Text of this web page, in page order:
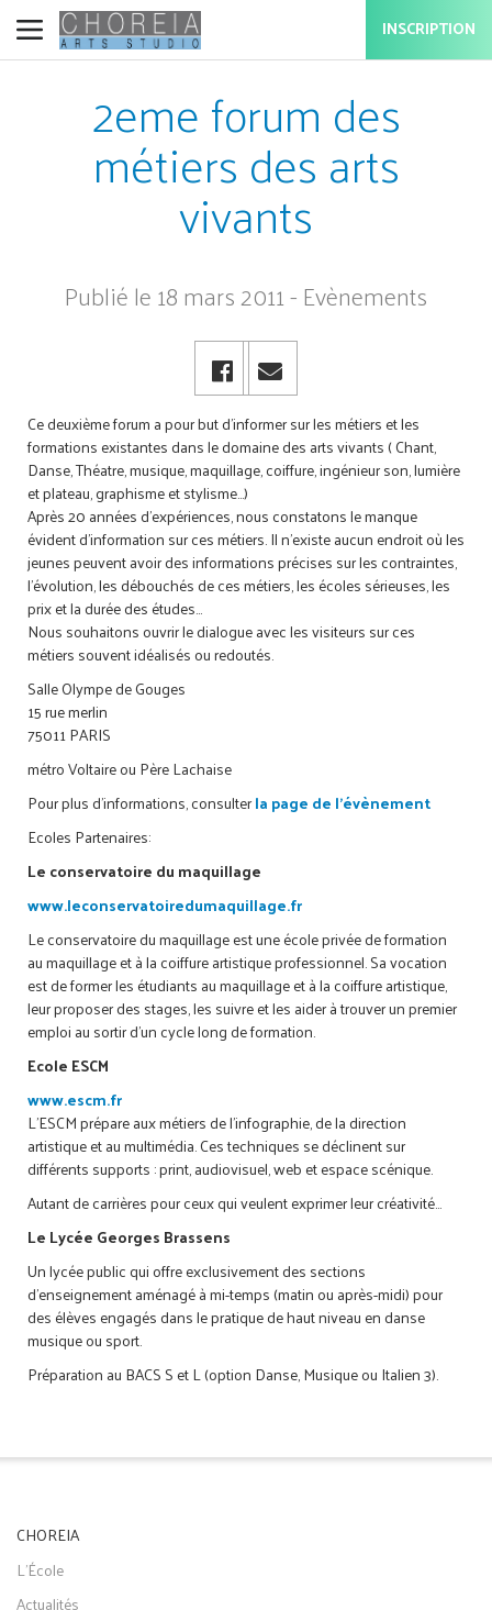
INSCRIPTION
2eme forum des
métiers des arts
vivants
Publié le 18 mars 2011 - Evènements
Ce deuxième forum a pour but d'informer sur les métiers et les
formations existantes dans le domaine des arts vivants ( Chant,
Danse, Théatre, musique, maquillage, coiffure, ingénieur son, lumière
et plateau, graphisme et stylisme...)
Après 20 années d'expériences, nous constatons le manque
évident d'information sur ces métiers. Il n'existe aucun endroit où les
jeunes peuvent avoir des informations précises sur les contraintes,
l'évolution, les débouchés de ces métiers, les écoles sérieuses, les
prix et la durée des études...
Nous souhaitons ouvrir le dialogue avec les visiteurs sur ces
métiers souvent idéalisés ou redoutés.
Salle Olympe de Gouges
15 rue merlin
75011 PARIS
métro Voltaire ou Père Lachaise
Pour plus d'informations, consulterla page de l'évènement
Ecoles Partenaires:
Le conservatoire du maquillage
www.leconservatoiredumaquillage.fr
Le conservatoire du maquillage est une école privée de formation
au maquillage et à la coiffure artistique professionnel. Sa vocation
est de former les étudiants au maquillage et à la coiffure artistique,
leur proposer des stages, les suivre et les aider à trouver un premier
emploi au sortir d’un cycle long de formation.
Ecole ESCM
www.escm.fr
L’ESCM prépare aux métiers de l’infographie, de la direction
artistique et au multimédia. Ces techniques se déclinent sur
différents supports : print, audiovisuel, web et espace scénique.
Autant de carrières pour ceux qui veulent exprimer leur créativité…
Le Lycée Georges Brassens
Un lycée public qui offre exclusivement des sections
d’enseignement aménagé à mi-temps (matin ou après-midi) pour
des élèves engagés dans le pratique de haut niveau en danse
musique ou sport.
Préparation au BACS S et L (option Danse, Musique ou Italien 3).
CHOREIA
L'École
Actualités